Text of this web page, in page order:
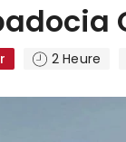
2 Heure